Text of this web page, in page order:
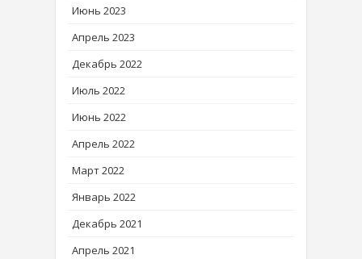
Июнь 2023
Апрель 2023
Декабрь 2022
Июль 2022
Июнь 2022
Апрель 2022
Март 2022
Январь 2022
Декабрь 2021
Апрель 2021